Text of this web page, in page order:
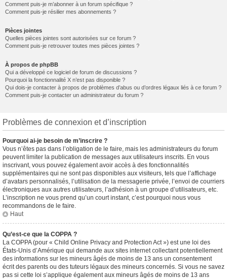
Comment puis-je m’abonner à un forum spécifique ?
Comment puis-je résilier mes abonnements ?
Pièces jointes
Quelles pièces jointes sont autorisées sur ce forum ?
Comment puis-je retrouver toutes mes pièces jointes ?
À propos de phpBB
Qui a développé ce logiciel de forum de discussions ?
Pourquoi la fonctionnalité X n’est pas disponible ?
Qui dois-je contacter à propos de problèmes d’abus ou d’ordres légaux liés à ce forum ?
Comment puis-je contacter un administrateur du forum ?
Problèmes de connexion et d’inscription
Pourquoi ai-je besoin de m’inscrire ?
Vous n’êtes pas dans l’obligation de le faire, mais les administrateurs du forum
peuvent limiter la publication de messages aux utilisateurs inscrits. En vous
inscrivant, vous pouvez également avoir accès à des fonctionnalités
supplémentaires qui ne sont pas disponibles aux visiteurs, tels que l’affichage
d’avatars personnalisés, l’utilisation de la messagerie privée, l’envoi de courriers
électroniques aux autres utilisateurs, l’adhésion à un groupe d’utilisateurs, etc.
L’inscription ne vous prend qu’un court instant, c’est pourquoi nous vous
recommandons de le faire.
Haut
Qu’est-ce que la COPPA ?
La COPPA (pour « Child Online Privacy and Protection Act ») est une loi des
États-Unis d’Amérique qui demande aux sites internet collectant potentiellement
des informations sur les mineurs âgés de moins de 13 ans un consentement
écrit des parents ou des tuteurs légaux des mineurs concernés. Si vous ne savez
pas si cette loi s’applique également aux mineurs âgés de moins de 13 ans